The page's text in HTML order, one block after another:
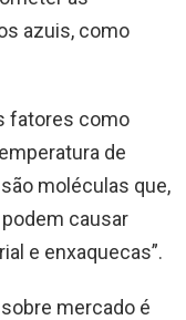
azuis, como
fatores como
de
moléculas que,
causar
e enxaquecas”.
mercado é